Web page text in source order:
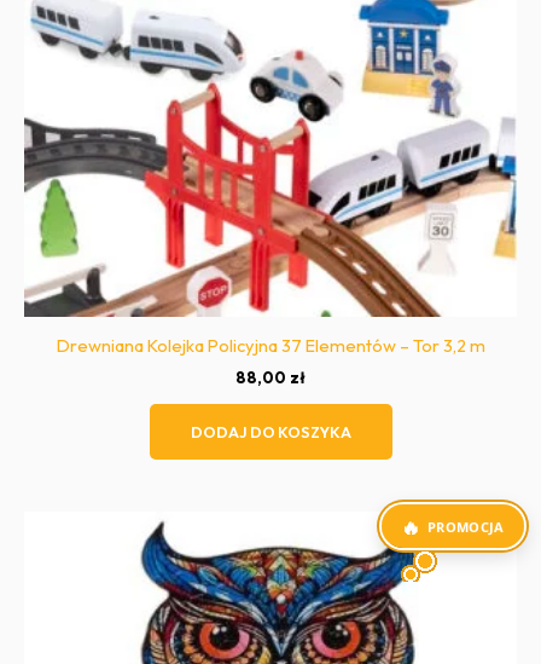
Drewniana Kolejka Policyjna 37 Elementów – Tor 3,2 m
88,00 zł
DODAJ DO KOSZYKA
PROMOCJA